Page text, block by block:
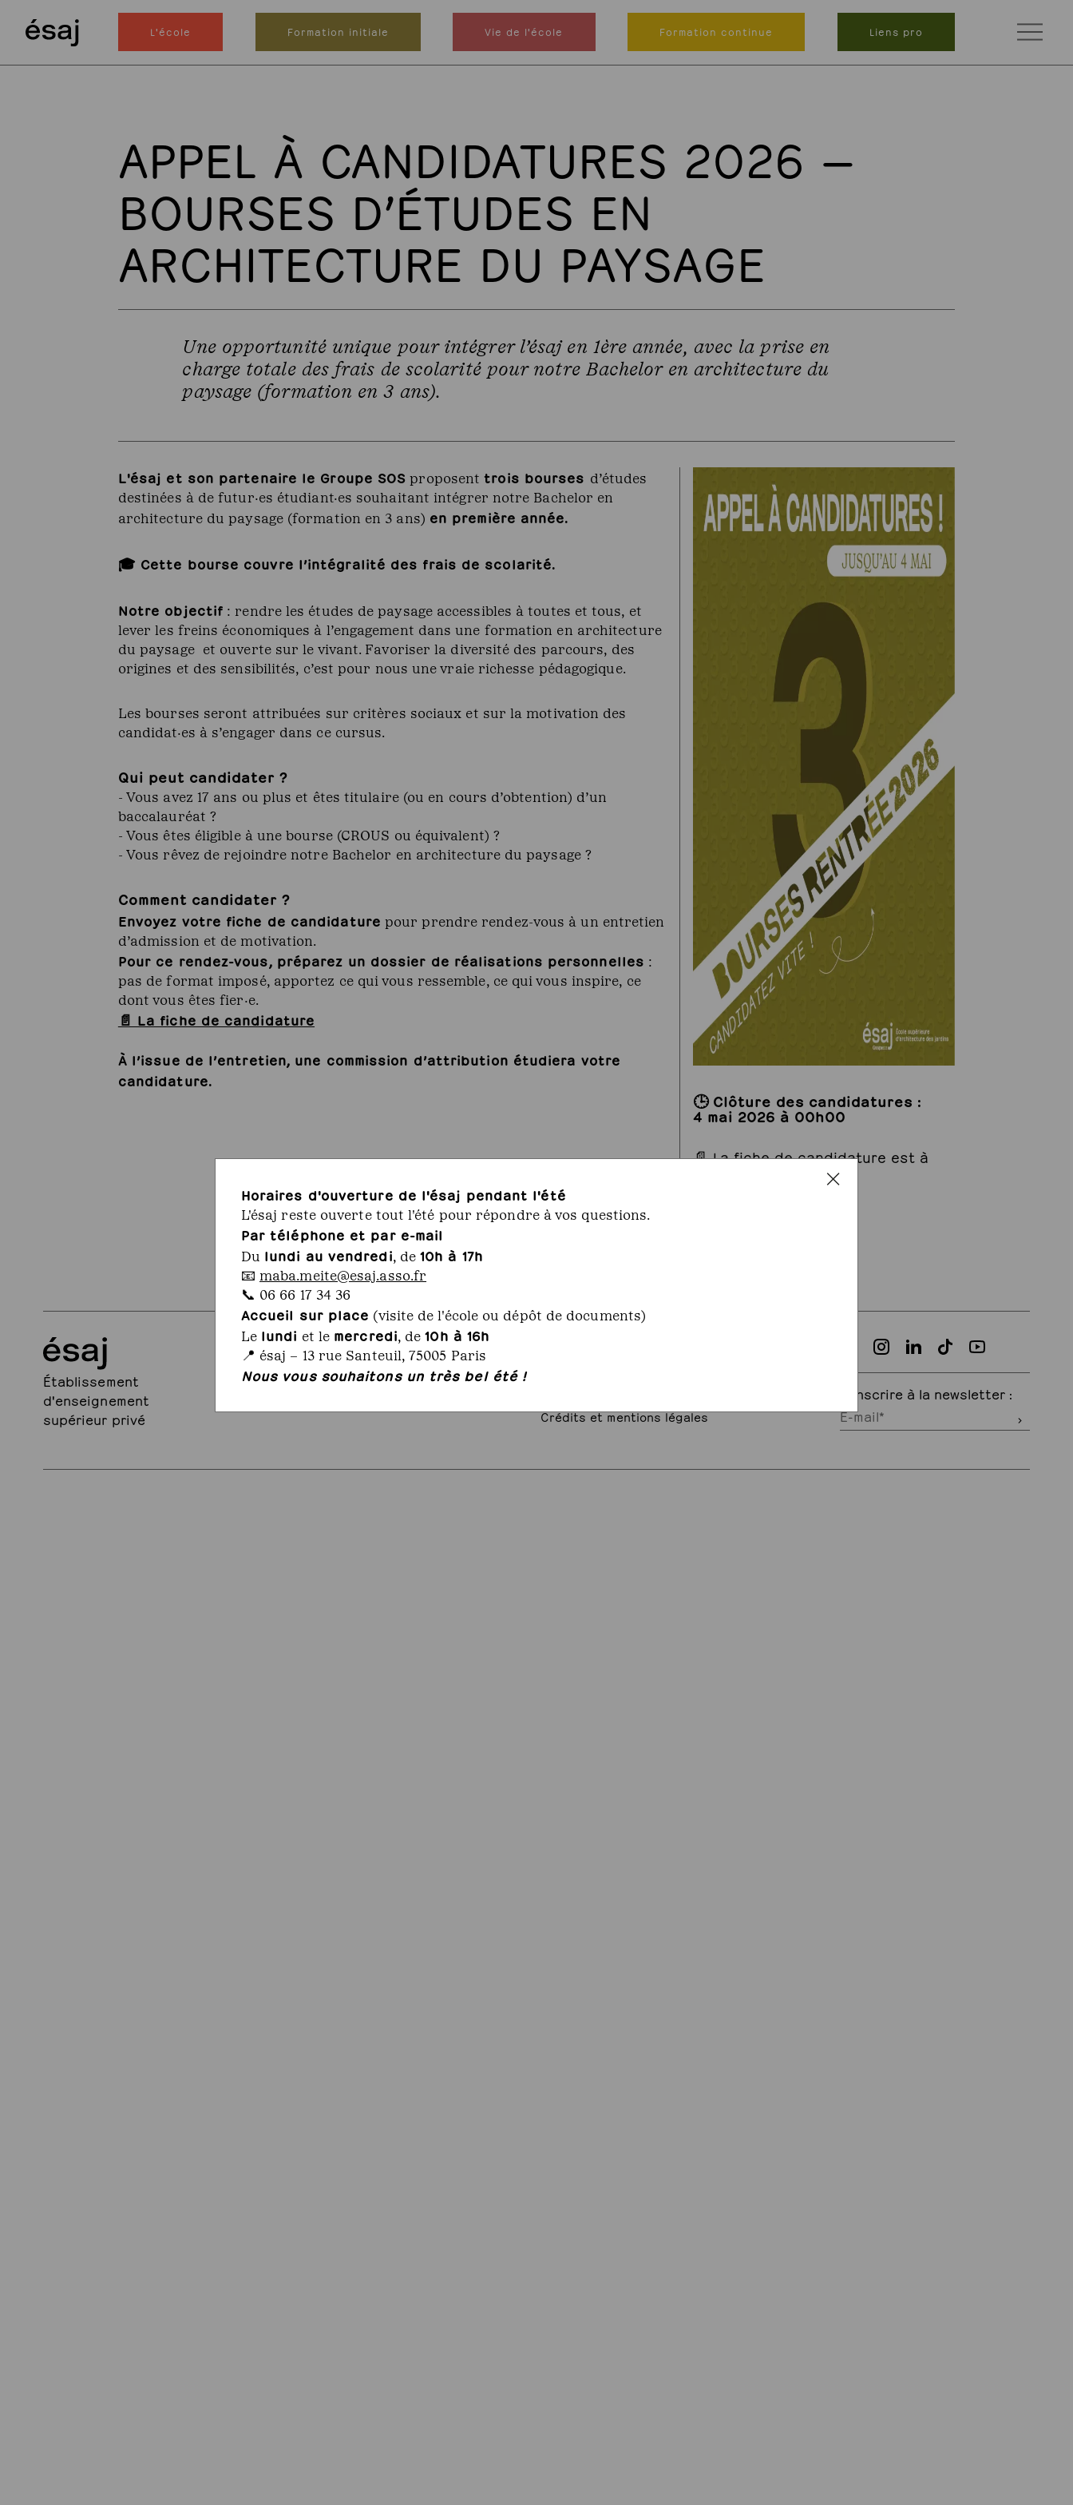
L'école Formation initiale Vie de l'école Formation continue Liens pro
Horaires d'ouverture de l'ésaj pendant l'été
L'ésaj reste ouverte tout l'été pour répondre à vos questions.
Par téléphone et par e-mail
Du lundi au vendredi, de10h à 17h
📧 maba.meite@esaj.asso.fr
📞 06 66 17 34 36
Accueil sur place (visite de l'école ou dépôt de documents)
Le lundi et le mercredi, de10h à 16h
📍 ésaj – 13 rue Santeuil, 75005 Paris
Nous vous souhaitons un très bel été !
APPEL À CANDIDATURES 2026 —
BOURSES D’ÉTUDES EN
ARCHITECTURE DU PAYSAGE
Une opportunité unique pour intégrer l’ésaj en 1ère année, avec la prise en
charge totale des frais de scolarité pour notre Bachelor en architecture du
paysage (formation en 3 ans).
L'ésaj et son partenaire le Groupe SOS proposenttrois bourses d’études
destinées à de futur·es étudiant·es souhaitant intégrer notre Bachelor en
architecture du paysage (formation en 3 ans) en première année.
🎓 Cette bourse couvre l’intégralité des frais de scolarité.
Notre objectif : rendre les études de paysage accessibles à toutes et tous, et
lever les freins économiques à l’engagement dans une formation en architecture
du paysage et ouverte sur le vivant. Favoriser la diversité des parcours, des
origines et des sensibilités, c’est pour nous une vraie richesse pédagogique.
Les bourses seront attribuées sur critères sociaux et sur la motivation des
candidat·es à s’engager dans ce cursus.
Qui peut candidater ?
- Vous avez 17 ans ou plus et êtes titulaire (ou en cours d’obtention) d’un
baccalauréat ?
- Vous êtes éligible à une bourse (CROUS ou équivalent) ?
- Vous rêvez de rejoindre notre Bachelor en architecture du paysage ?
Comment candidater ?
Envoyez votre fiche de candidature pour prendre rendez-vous à un entretien
d’admission et de motivation.
Pour ce rendez-vous, préparez un dossier de réalisations personnelles :
pas de format imposé, apportez ce qui vous ressemble, ce qui vous inspire, ce
dont vous êtes fier·e.
📄 La fiche de candidature
À l’issue de l’entretien, une commission d’attribution étudiera votre
candidature.
🕒 Clôture des candidatures :
4 mai 2026 à 00h00
📄 La fiche de candidature est à
Établissement
d'enseignement
supérieur privé
13, rue Santeuil
75005 Paris
+33 1 43 71 28 53
Crédits et mentions légales
S'inscrire à la newsletter :